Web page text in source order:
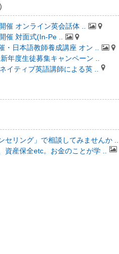
催 オンライン英会話体 ..
催 対面式(In-Pe ..
・日本語教師養成講座 オン ..
年度生徒募集キャンペーン ..
イティブ英語講師による英 ..
セリング」で相談してみませんか ..
資産保全etc。お金のことが学 ..